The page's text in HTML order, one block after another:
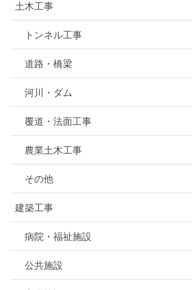
土木工事
トンネル工事
道路・橋梁
河川・ダム
覆道・法面工事
農業土木工事
その他
建築工事
病院・福祉施設
公共施設